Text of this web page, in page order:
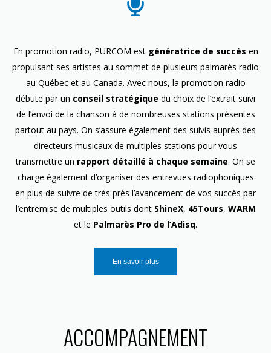
En promotion radio, PURCOM est génératrice de succès en
propulsant ses artistes au sommet de plusieurs palmarès radio
au Québec et au Canada. Avec nous, la promotion radio
débute par un conseil stratégique du choix de l’extrait suivi
de l’envoi de la chanson à de nombreuses stations présentes
partout au pays. On s’assure également des suivis auprès des
directeurs musicaux de multiples stations pour vous
transmettre un rapport détaillé à chaque semaine. On se
charge également d’organiser des entrevues radiophoniques
en plus de suivre de très près l’avancement de vos succès par
l’entremise de multiples outils dont ShineX, 45Tours, WARM
et le Palmarès Pro de l’Adisq.
En savoir plus
ACCOMPAGNEMENT